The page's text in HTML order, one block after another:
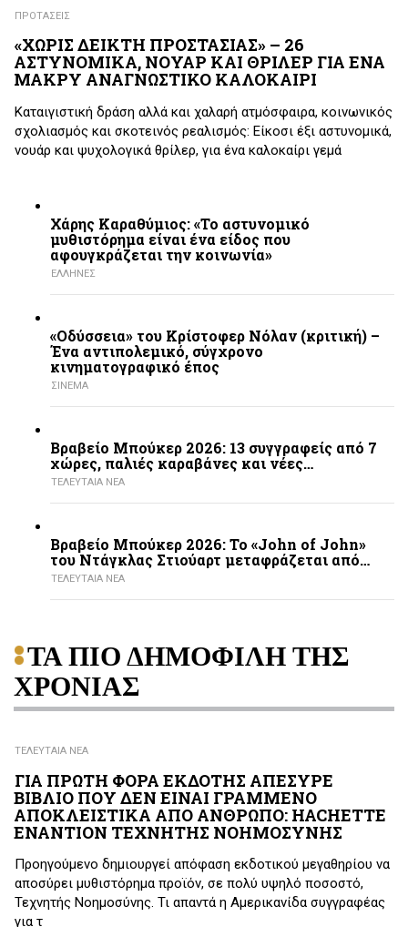
ΠΡΟΤΑΣΕΙΣ
«ΧΩΡΙΣ ΔΕΙΚΤΗ ΠΡΟΣΤΑΣΙΑΣ» – 26
ΑΣΤΥΝΟΜΙΚΑ, ΝΟΥΑΡ ΚΑΙ ΘΡΙΛΕΡ ΓΙΑ ΕΝΑ
ΜΑΚΡΥ ΑΝΑΓΝΩΣΤΙΚΟ ΚΑΛΟΚΑΙΡΙ
Καταιγιστική δράση αλλά και χαλαρή ατμόσφαιρα, κοινωνικός
σχολιασμός και σκοτεινός ρεαλισμός: Είκοσι έξι αστυνομικά,
νουάρ και ψυχολογικά θρίλερ, για ένα καλοκαίρι γεμά
Χάρης Καραθύμιος: «Το αστυνομικό
μυθιστόρημα είναι ένα είδος που
αφουγκράζεται την κοινωνία»
ΕΛΛΗΝΕΣ
«Οδύσσεια» του Κρίστοφερ Νόλαν (κριτική) –
Ένα αντιπολεμικό, σύγχρονο
κινηματογραφικό έπος
ΣΙΝΕΜΑ
Βραβείο Μπούκερ 2026: 13 συγγραφείς από 7
χώρες, παλιές καραβάνες και νέες…
ΤΕΛΕΥΤΑΙΑ ΝΕΑ
Βραβείο Μπούκερ 2026: Το «John of John»
του Ντάγκλας Στιούαρτ μεταφράζεται από…
ΤΕΛΕΥΤΑΙΑ ΝΕΑ
ΤΑ ΠΙΟ ΔΗΜΟΦΙΛΗ ΤΗΣ
ΧΡΟΝΙΑΣ
ΤΕΛΕΥΤΑΙΑ ΝΕΑ
ΓΙΑ ΠΡΩΤΗ ΦΟΡΑ ΕΚΔΟΤΗΣ ΑΠΕΣΥΡΕ
ΒΙΒΛΙΟ ΠΟΥ ΔΕΝ ΕΙΝΑΙ ΓΡΑΜΜΕΝΟ
ΑΠΟΚΛΕΙΣΤΙΚΑ ΑΠΟ ΑΝΘΡΩΠΟ: HACHETTE
ΕΝΑΝΤΙΟΝ ΤΕΧΝΗΤΗΣ ΝΟΗΜΟΣΥΝΗΣ
Προηγούμενο δημιουργεί απόφαση εκδοτικού μεγαθηρίου να
αποσύρει μυθιστόρημα προϊόν, σε πολύ υψηλό ποσοστό,
Τεχνητής Νοημοσύνης. Τι απαντά η Αμερικανίδα συγγραφέας
για τ